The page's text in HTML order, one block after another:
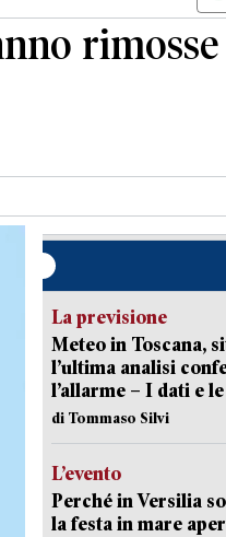
La previsione
Meteo in Toscana,
l’ultima analisi
l’allarme – I dati e
di Tommaso Silvi
L’evento
Perché in Versilia
la festa in mare